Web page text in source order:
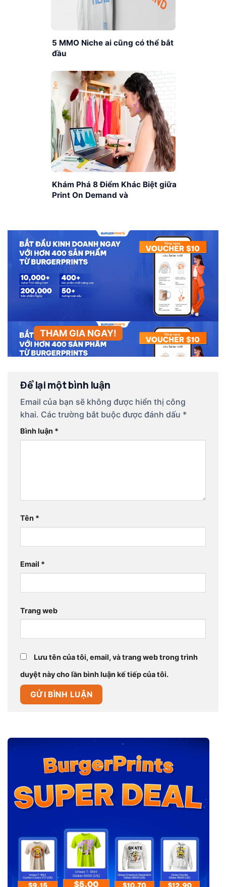
5 MMO Niche ai cũng có thể bắt
đầu
Khám Phá 8 Điểm Khác Biệt giữa
Print On Demand và
THAM GIA NGAY!
Để lại một bình luận
Email của bạn sẽ không được hiển thị công
khai. Các trường bắt buộc được đánh dấu *
Bình luận *
Tên *
Email *
Trang web
Lưu tên của tôi, email, và trang web trong trình
duyệt này cho lần bình luận kế tiếp của tôi.